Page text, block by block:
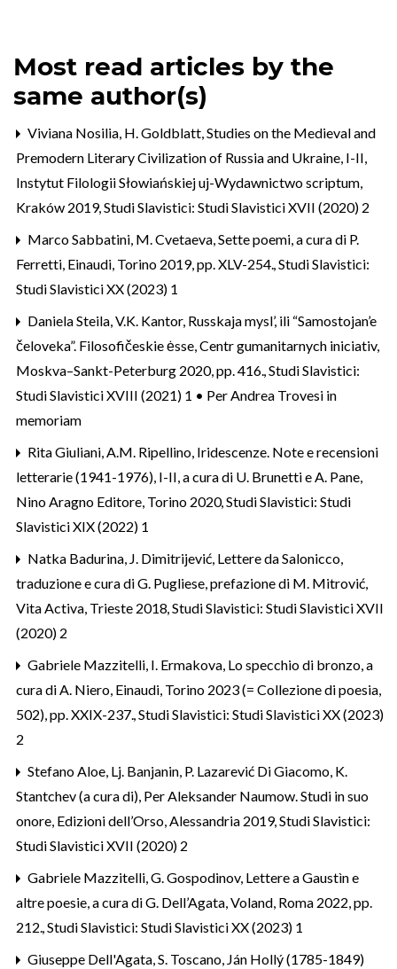
Most read articles by the
same author(s)
Viviana Nosilia, H. Goldblatt, Studies on the Medieval and
Premodern Literary Civilization of Russia and Ukraine, I-II,
Instytut Filologii Słowiańskiej uj-Wydawnictwo scriptum,
Kraków 2019,Studi Slavistici: Studi Slavistici XVII (2020) 2
Marco Sabbatini, M. Cvetaeva, Sette poemi, a cura di P.
Ferretti, Einaudi, Torino 2019, pp. XLV-254.,Studi Slavistici:
Studi Slavistici XX (2023) 1
Daniela Steila,V.K. Kantor, Russkaja mysl’, ili “Samostojan’e
čeloveka”. Filosofičeskie ėsse, Centr gumanitarnych iniciativ,
Moskva–Sankt-Peterburg 2020, pp. 416.,Studi Slavistici:
Studi Slavistici XVIII (2021) 1 • Per Andrea Trovesi in
memoriam
Rita Giuliani,A.M. Ripellino, Iridescenze. Note e recensioni
letterarie (1941-1976), I-II, a cura di U. Brunetti e A. Pane,
Nino Aragno Editore, Torino 2020,Studi Slavistici: Studi
Slavistici XIX (2022) 1
Natka Badurina, J. Dimitrijević, Lettere da Salonicco,
traduzione e cura di G. Pugliese, prefazione di M. Mitrović,
Vita Activa, Trieste 2018,Studi Slavistici: Studi Slavistici XVII
(2020) 2
Gabriele Mazzitelli, I. Ermakova, Lo specchio di bronzo, a
cura di A. Niero, Einaudi, Torino 2023 (= Collezione di poesia,
502), pp. XXIX-237.,Studi Slavistici: Studi Slavistici XX (2023)
2
Stefano Aloe, Lj. Banjanin, P. Lazarević Di Giacomo, K.
Stantchev (a cura di), Per Aleksander Naumow. Studi in suo
onore, Edizioni dell’Orso, Alessandria 2019,Studi Slavistici:
Studi Slavistici XVII (2020) 2
Gabriele Mazzitelli,G. Gospodinov, Lettere a Gaustìn e
altre poesie, a cura di G. Dell’Agata, Voland, Roma 2022, pp.
212.,Studi Slavistici: Studi Slavistici XX (2023) 1
Giuseppe Dell'Agata,S. Toscano, Ján Hollý (1785-1849)